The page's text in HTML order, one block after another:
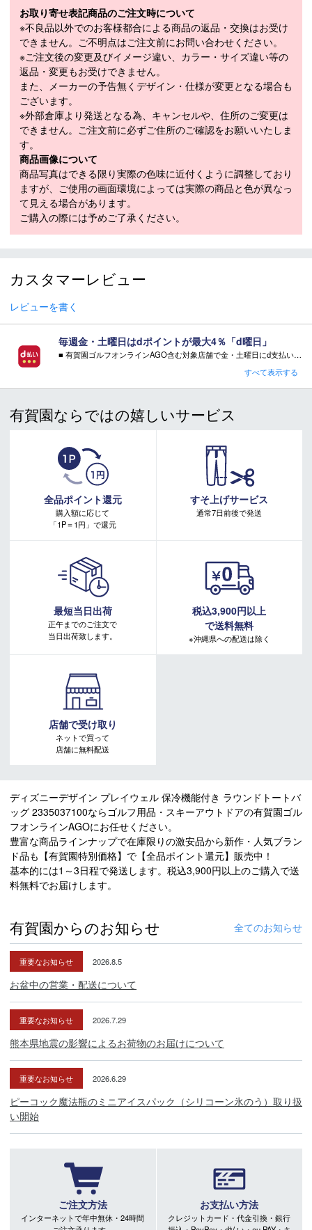
素材
皮革部分：合成皮革
保冷部分：アルミ蒸着シート
サイズ
約H26×W32×D10cm
（持ち手含めず）
商品在庫につきまして
在庫管理システム連動により、当店が運営する複数ショッピ
ングサイトと共有の設定になっております。
数分間隔での在庫情報更新になりますのでご注文のタイミン
グによりましては、設定に誤差が生じる場合があります。
その際にはご案内をさせて頂きますので予めご了承願いま
す。
お取り寄せ表記商品のご注文時について
※不良品以外でのお客様都合による商品の返品・交換はお受け
できません。ご不明点はご注文前にお問い合わせください。
※ご注文後の変更及びイメージ違い、カラー・サイズ違い等の
返品・変更もお受けできません。
また、メーカーの予告無くデザイン・仕様が変更となる場合も
ございます。
※外部倉庫より発送となる為、キャンセルや、住所のご変更は
できません。ご注文前に必ずご住所のご確認をお願いいたしま
す。
商品画像について
商品写真はできる限り実際の色味に近付くように調整しており
ますが、ご使用の画面環境によっては実際の商品と色が異なっ
て見える場合があります。
ご購入の際には予めご了承ください。
カスタマーレビュー
レビューを書く
毎週金・土曜日はdポイントが最大4％「d曜日」
■ 有賀園ゴルフオンラインAGO含む対象店舗で金・土曜日にd支払いをすると
■ キャンペーン期間：毎週 金・土曜日 AM 0:00 - PM 23:59
注意事項：
・有賀園ポイントの獲得には別途ログイン/新規登録が必要です。
・本特典は予告なく変更・中止させて頂く場合があります。
・本キャンペーンの特典を受ける場合、ドコモ専用ページでエントリーが必要です。
詳しくはこちらをご確認ください。
キャンペーンページ
すべて表示する
有賀園ならではの嬉しいサービス
全品ポイント還元
購入額に応じて
「1P＝1円」で還元
すそ上げサービス
通常7日前後で発送
最短当日出荷
正午までのご注文で
当日出荷致します。
税込3,900円以上
で送料無料
※沖縄県への配送は除く
店舗で受け取り
ネットで買って
店舗に無料配送
ディズニーデザイン プレイウェル 保冷機能付き ラウンドトートバ
ッグ 2335037100ならゴルフ用品・スキーアウトドアの有賀園ゴル
フオンラインAGOにお任せください。
豊富な商品ラインナップで在庫限りの激安品から新作・人気ブラン
ド品も【有賀園特別価格】で【全品ポイント還元】販売中！
基本的には1～3日程で発送します。税込3,900円以上のご購入で送
料無料でお届けします。
有賀園からのお知らせ 全てのお知らせ
重要なお知らせ 2026.8.5
お盆中の営業・配送について
重要なお知らせ 2026.7.29
熊本県地震の影響によるお荷物のお届けについて
重要なお知らせ 2026.6.29
ピーコック魔法瓶のミニアイスパック（シリコーン氷のう）取り扱
い開始
ご注文方法
インターネットで年中無休・24時間
お支払い方法
クレジットカード・代金引換・銀行